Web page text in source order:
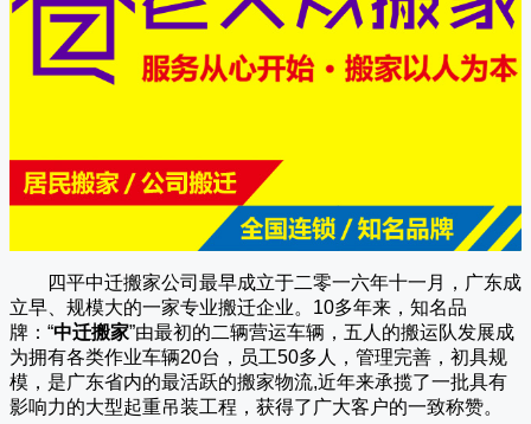
四平中迁搬家公司 最早成立于二零一六年十一月，广东成
立早、规模大的一家专业搬迁企业。10多年来，知名品
牌：“中迁搬家”由最初的二辆营运车辆，五人的搬运队发展成
为拥有各类作业车辆20台，员工50多人，管理完善，初具规
模，是广东省内的最活跃的搬家物流,近年来承揽了一批具有
影响力的大型起重吊装工程，获得了广大客户的一致称赞。